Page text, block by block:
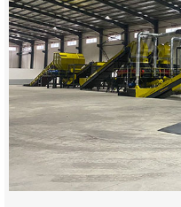
豫
ICP
备
19020390
号-1